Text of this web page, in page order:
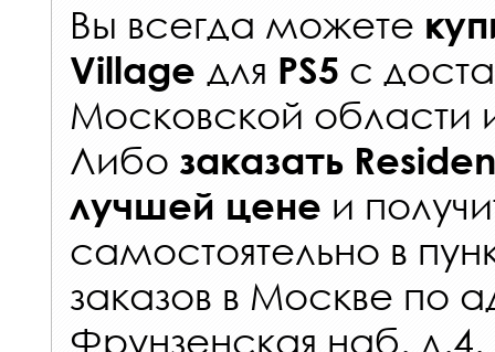
Вы всегда можете
Village для PS5 с
Московской области
Либо заказать
лучшей цене и
самостоятельно в
заказов в Москве по
Фрунзенская наб. д.4.